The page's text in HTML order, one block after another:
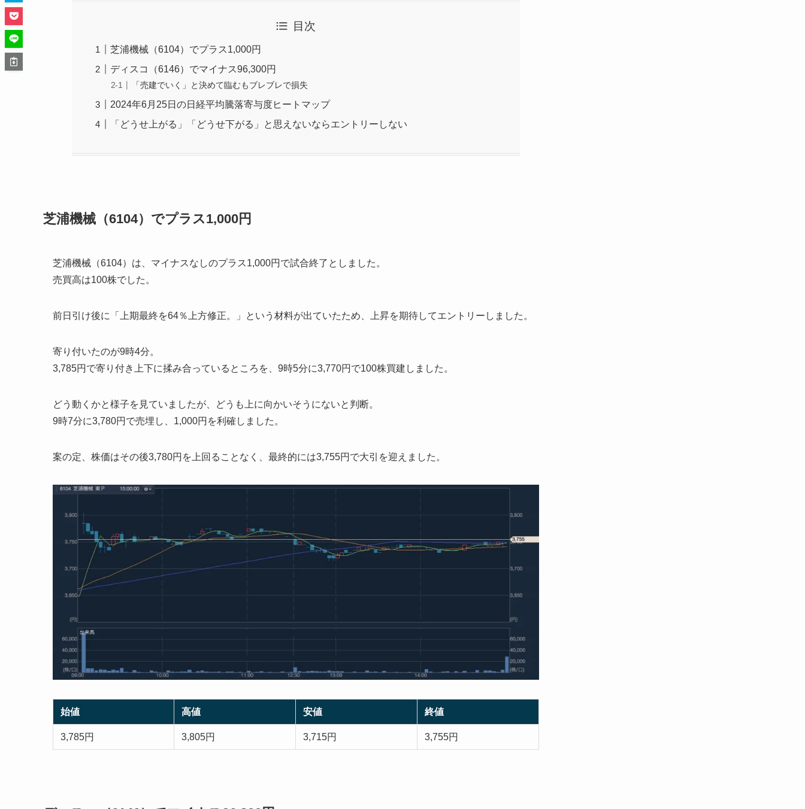
目次
芝浦機械（6104）でプラス1,000円
ディスコ（6146）でマイナス96,300円
「売建でいく」と決めて臨むもブレブレで損失
2024年6月25日の日経平均騰落寄与度ヒートマップ
「どうせ上がる」「どうせ下がる」と思えないならエントリーしない
芝浦機械（6104）でプラス1,000円
芝浦機械（6104）は、マイナスなしのプラス1,000円で試合終了としました。
売買高は100株でした。
前日引け後に「上期最終を64％上方修正。」という材料が出ていたため、上昇を期待してエントリーしました。
寄り付いたのが9時4分。
3,785円で寄り付き上下に揉み合っているところを、9時5分に3,770円で100株買建しました。
どう動くかと様子を見ていましたが、どうも上に向かいそうにないと判断。
9時7分に3,780円で売埋し、1,000円を利確しました。
案の定、株価はその後3,780円を上回ることなく、最終的には3,755円で大引を迎えました。
始値 高値 安値 終値
3,785円 3,805円 3,715円 3,755円